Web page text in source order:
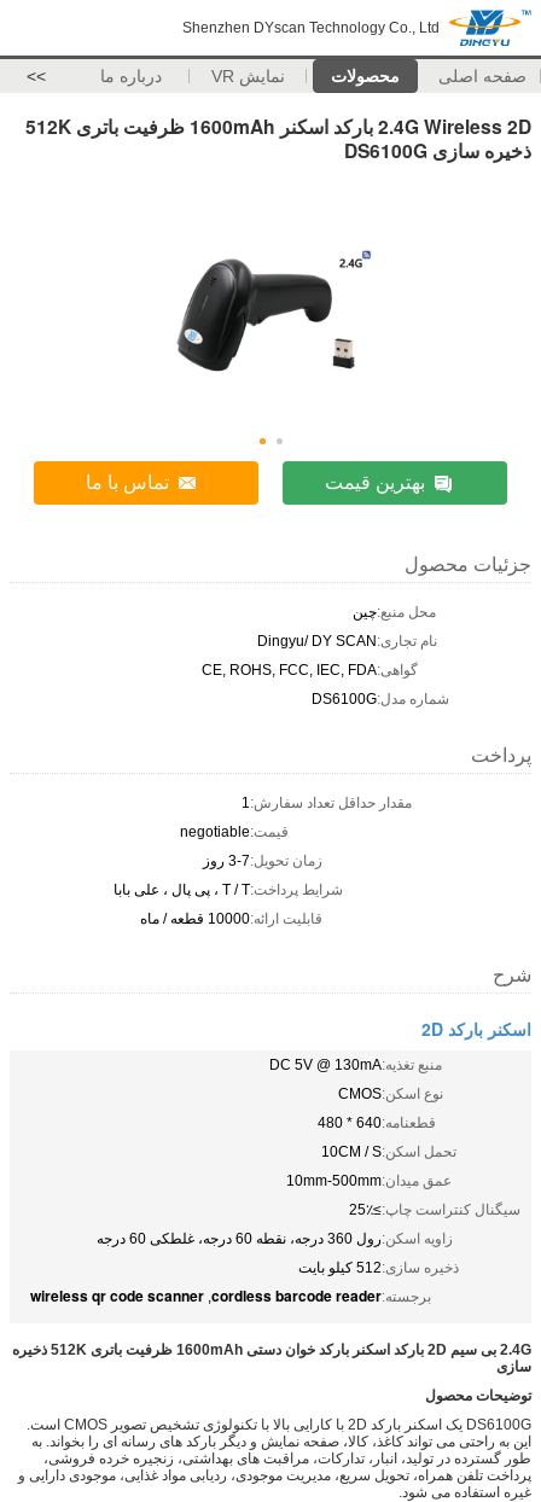
Shenzhen DYscan Technology Co., Ltd
صفحه اصلی محصولات نمایش VR درباره ما >>
2.4G Wireless 2D بارکد اسکنر 1600mAh ظرفیت باتری 512K
ذخیره سازی DS6100G
بهترین قیمت تماس با ما
جزئیات محصول
محل منبع:چین
نام تجاری:Dingyu/ DY SCAN
گواهی:CE, ROHS, FCC, IEC, FDA
شماره مدل:DS6100G
پرداخت
مقدار حداقل تعداد سفارش:1
قیمت:negotiable
زمان تحویل:3-7 روز
شرایط پرداخت:T / T ، پی پال ، علی بابا
قابلیت ارائه:10000 قطعه / ماه
شرح
اسکنر بارکد 2D
منبع تغذیه:DC 5V @ 130mA
نوع اسکن:CMOS
قطعنامه:640 * 480
تحمل اسکن:10CM / S
عمق میدان:10mm-500mm
سیگنال کنتراست چاپ:≥25٪
زاویه اسکن:رول 360 درجه، نقطه 60 درجه، غلطکی 60 درجه
ذخیره سازی:512 کیلو بایت
برجسته:cordless barcode reader
,
wireless qr code scanner
2.4G بی سیم 2D بارکد اسکنر بارکد خوان دستی 1600mAh ظرفیت باتری 512K ذخیره
سازی
توضیحات محصول
DS6100G یک اسکنر بارکد 2D با کارایی بالا با تکنولوژی تشخیص تصویر CMOS است.
این به راحتی می تواند کاغذ، کالا، صفحه نمایش و دیگر بارکد های رسانه ای را بخواند. به
طور گسترده در تولید، انبار، تدارکات، مراقبت های بهداشتی، زنجیره خرده فروشی،
پرداخت تلفن همراه، تحویل سریع، مدیریت موجودی، ردیابی مواد غذایی، موجودی دارایی و
غیره استفاده می شود.